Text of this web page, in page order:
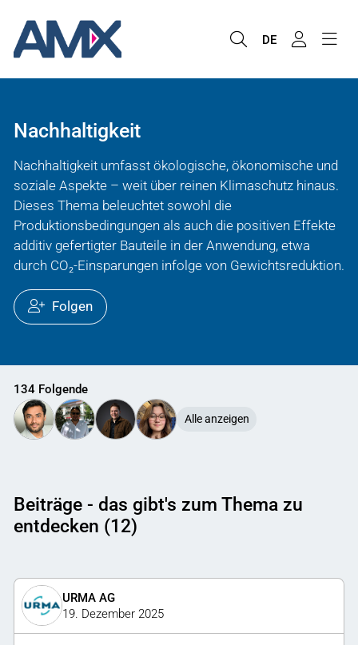
DE
Nachhaltigkeit
Nachhaltigkeit umfasst ökologische, ökonomische und
soziale Aspekte – weit über reinen Klimaschutz hinaus.
Dieses Thema beleuchtet sowohl die
Produktionsbedingungen als auch die positiven Effekte
additiv gefertigter Bauteile in der Anwendung, etwa
durch CO₂-Einsparungen infolge von Gewichtsreduktion.
Folgen
134 Folgende
Alle anzeigen
Beiträge - das gibt's zum Thema zu
entdecken (12)
URMA AG
19. Dezember 2025